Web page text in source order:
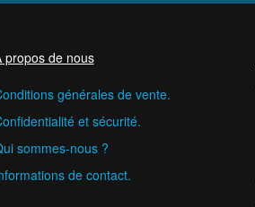
propos de nous
générales de vente.
et sécurité.
sommes-nous ?
de contact.